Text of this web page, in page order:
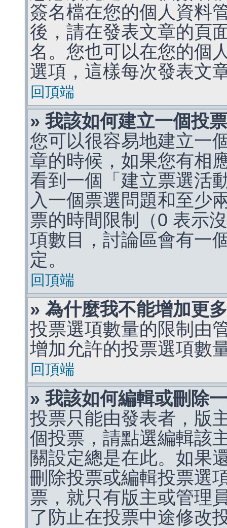
簽名檔在您的個人資料
後，請在發表文章的頁
名。您也可以在您的個
選項，這樣每次發表文
回頂端
» 我該如何建立一個投
您可以很容易地建立一
章的時候，如果您有相
看到一個「建立票選活
入一個票選問題和至少
票的時間限制（0 表示
項數目，討論區會有一
定。
回頂端
» 為什麼我不能增加更
投票選項數量的限制由
增加允許的投票選項數
回頂端
» 我該如何編輯或刪除
投票只能由發表者，版
個投票，請點選編輯該
關設定總是在此。如果
刪除投票或編輯投票選
票，就只有版主或管理
了防止在投票中途修改